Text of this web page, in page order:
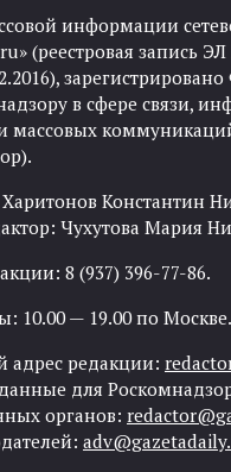
информации
(реестровая запись
в сфере связи,
массовых
Константин
Чухутова Мария
8 (937) 396-77-86.
10.00 — 19.00 по Москве.
адрес редакции:
для
органов: